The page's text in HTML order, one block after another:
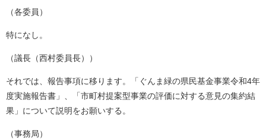
（各委員）
特になし。
（議長（西村委員長））
それでは、報告事項に移ります。「ぐんま緑の県民基金事業令和4年
度実施報告書」、「市町村提案型事業の評価に対する意見の集約結
果」について説明をお願いする。
（事務局）